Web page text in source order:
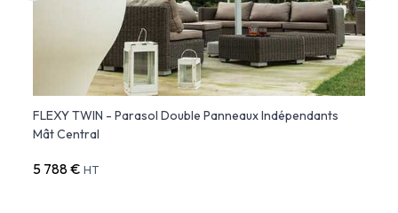
FLEXY TWIN - Parasol Double Panneaux Indépendants
Mât Central
5 788 € HT